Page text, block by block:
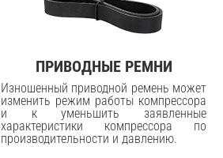
ПРИВОДНЫЕ РЕМНИ
Изношенный приводной ремень может
изменить режим работы компрессора
и к уменьшить заявленные
характеристики компрессора по
производительности и давлению.